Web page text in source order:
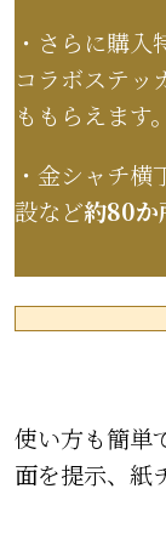
・さらに購
コラボステッ
ももらえます。
・金シャチ
設など約80か
使い方も簡単
面を提示、紙